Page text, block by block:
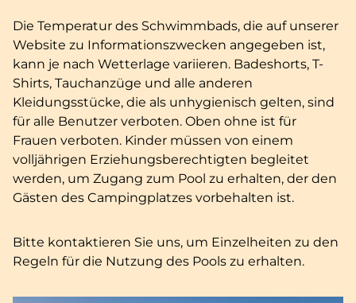
Die Temperatur des Schwimmbads, die auf unserer
Website zu Informationszwecken angegeben ist,
kann je nach Wetterlage variieren. Badeshorts, T-
Shirts, Tauchanzüge und alle anderen
Kleidungsstücke, die als unhygienisch gelten, sind
für alle Benutzer verboten. Oben ohne ist für
Frauen verboten. Kinder müssen von einem
volljährigen Erziehungsberechtigten begleitet
werden, um Zugang zum Pool zu erhalten, der den
Gästen des Campingplatzes vorbehalten ist.
Bitte kontaktieren Sie uns, um Einzelheiten zu den
Regeln für die Nutzung des Pools zu erhalten.